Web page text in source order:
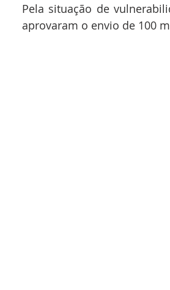
Pela situação de
aprovaram o envio de 100